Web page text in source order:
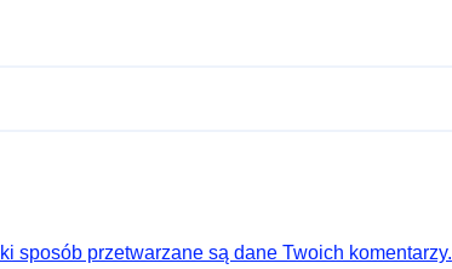
sposób przetwarzane są dane Twoich komentarzy.